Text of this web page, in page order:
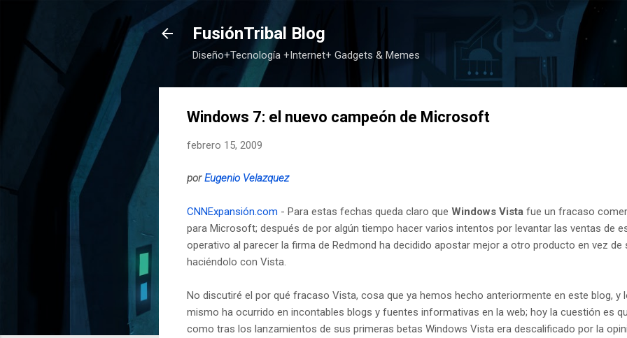
FusiónTribal Blog
Diseño+Tecnología +Internet+ Gadgets & Memes
Windows 7: el nuevo campeón de Microsoft
febrero 15, 2009
porEugenio Velazquez
CNNExpansión.com - Para estas fechas queda claro que Windows Vista fue un fracaso
para Microsoft; después de por algún tiempo hacer varios intentos por levantar las ventas de
operativo al parecer la firma de Redmond ha decidido apostar mejor a otro producto en vez de
haciéndolo con Vista.
No discutiré el por qué fracaso Vista, cosa que ya hemos hecho anteriormente en este blog, y
mismo ha ocurrido en incontables blogs y fuentes informativas en la web; hoy la cuestión es
como tras los lanzamientos de sus primeras betas Windows Vista era descalificado por la